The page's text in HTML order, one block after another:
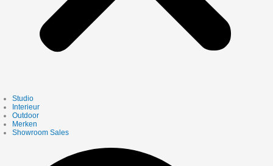
Studio
Interieur
Outdoor
Merken
Showroom Sales